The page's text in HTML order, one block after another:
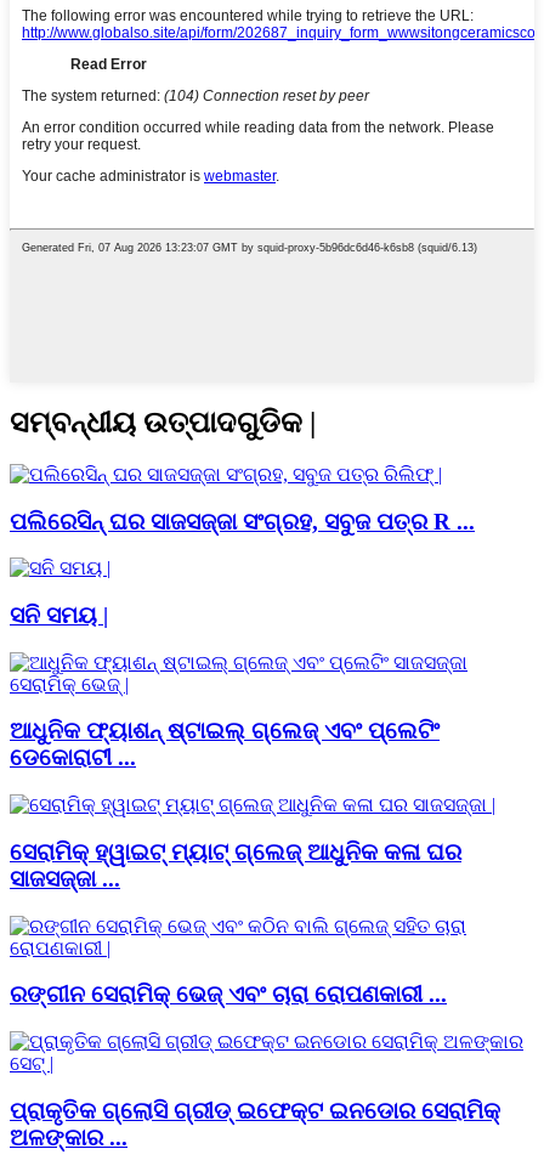
ସମ୍ବନ୍ଧୀୟ ଉତ୍ପାଦଗୁଡିକ |
ପଲିରେସିନ୍ ଘର ସାଜସଜ୍ଜା ସଂଗ୍ରହ, ସବୁଜ ପତ୍ର R ...
ସନି ସମୟ |
ଆଧୁନିକ ଫ୍ୟାଶନ୍ ଷ୍ଟାଇଲ୍ ଗ୍ଲେଜ୍ ଏବଂ ପ୍ଲେଟିଂ
ଡେକୋରାଟୀ ...
ସେରାମିକ୍ ହ୍ୱାଇଟ୍ ମ୍ୟାଟ୍ ଗ୍ଲେଜ୍ ଆଧୁନିକ କଳା ଘର
ସାଜସଜ୍ଜା ...
ରଙ୍ଗୀନ ସେରାମିକ୍ ଭେଜ୍ ଏବଂ ଚାରା ରୋପଣକାରୀ ...
ପ୍ରାକୃତିକ ଗ୍ଲୋସି ଗ୍ରୀଡ୍ ଇଫେକ୍ଟ ଇନଡୋର ସେରାମିକ୍
ଅଳଙ୍କାର ...